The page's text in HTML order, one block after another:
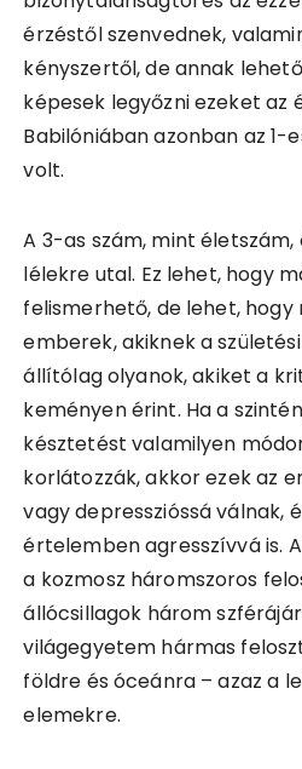
érzéstől szenvednek,
kényszertől, de annak
képesek legyőzni ezeket az
Babilóniában azonban az 1-
volt.
A 3-as szám, mint
lélekre utal. Ez lehet, hogy
felismerhető, de lehet, hogy
emberek, akiknek a
állítólag olyanok, akiket a
keményen érint. Ha a
késztetést valamilyen
korlátozzák, akkor ezek az
vagy depresszióssá válnak,
értelemben agresszívvá is.
a kozmosz háromszoros
állócsillagok három
világegyetem hármas
földre és óceánra – azaz a
elemekre.